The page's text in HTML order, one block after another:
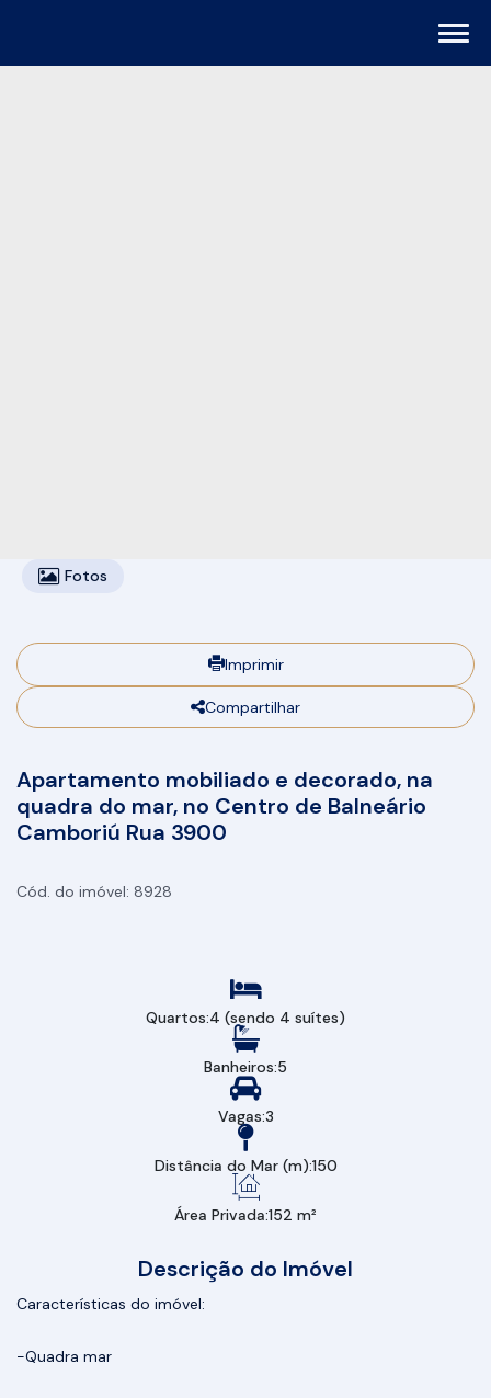
Fotos
Imprimir
Compartilhar
Apartamento mobiliado e decorado, na
quadra do mar, no Centro de Balneário
Camboriú Rua 3900
8928
Quartos:4 (sendo 4 suítes)
Banheiros:5
Vagas:3
Distância do Mar (m):150
Área Privada:152 m²
Descrição do Imóvel
Características do imóvel:
-Quadra mar